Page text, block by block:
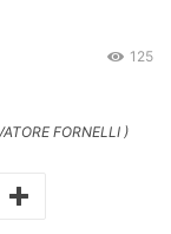
125
FORNELLI )